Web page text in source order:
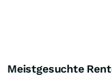
Meistgesuchte